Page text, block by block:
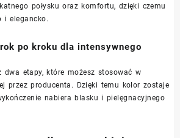
połysku oraz komfortu, dzięki czemu
i elegancko.
po kroku dla intensywnego
dwa etapy, które możesz stosować w
przez producenta. Dzięki temu kolor zostaje
nabiera blasku i pielęgnacyjnego